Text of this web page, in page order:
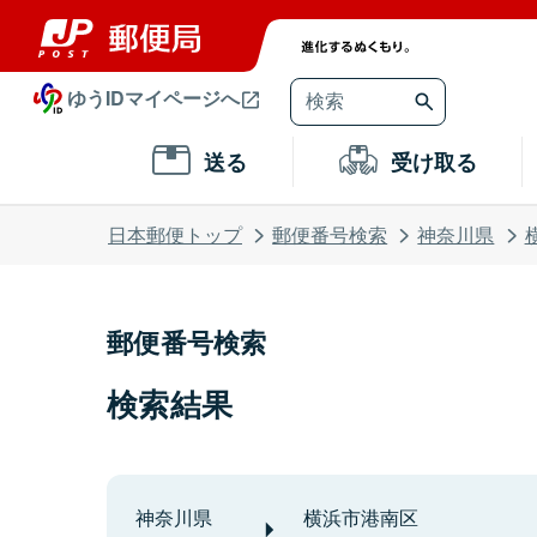
ゆうIDマイページへ
送る 受け取る
日本郵便トップ 郵便番号検索 神奈川県
郵便番号検索
検索結果
神奈川県 横浜市港南区